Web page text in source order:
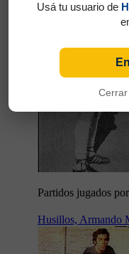
Partidos jugados
Husillos, Armando
Usá tu usuario de